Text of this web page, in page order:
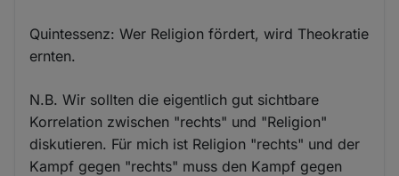
Quintessenz: Wer Religion fördert, wird Theokratie
ernten.
N.B. Wir sollten die eigentlich gut sichtbare
Korrelation zwischen "rechts" und "Religion"
diskutieren. Für mich ist Religion "rechts" und der
Kampf gegen "rechts" muss den Kampf gegen